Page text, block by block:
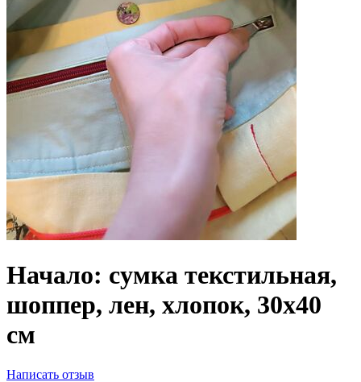
Начало: сумка текстильная,
шоппер, лен, хлопок, 30х40
см
Написать отзыв